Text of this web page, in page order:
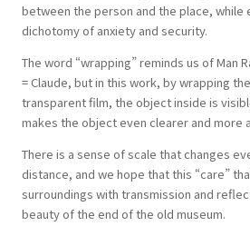
between the person and the place, while
dichotomy of anxiety and security.
The word “wrapping” reminds us of Man
= Claude, but in this work, by wrapping
transparent film, the object inside is
makes the object even clearer and more
There is a sense of scale that changes
distance, and we hope that this “care”
surroundings with transmission and
beauty of the end of the old museum.